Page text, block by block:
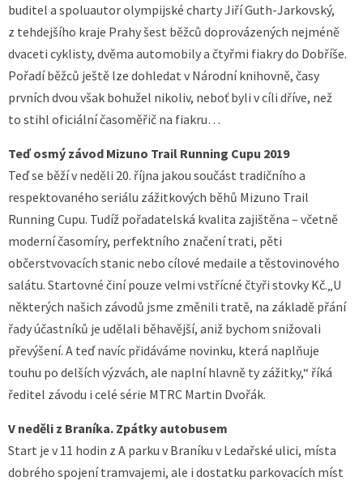
buditel a spoluautor olympijské charty Jiří Guth-Jarkovský,
z tehdejšího kraje Prahy šest běžců doprovázených nejméně
dvaceti cyklisty, dvěma automobily a čtyřmi fiakry do Dobříše.
Pořadí běžců ještě lze dohledat v Národní knihovně, časy
prvních dvou však bohužel nikoliv, neboť byli v cíli dříve, než
to stihl oficiální časoměřič na fiakru…
Teď osmý závod Mizuno Trail Running Cupu 2019
Teď se běží v neděli 20. října jakou součást tradičního a
respektovaného seriálu zážitkových běhů Mizuno Trail
Running Cupu. Tudíž pořadatelská kvalita zajištěna – včetně
moderní časomíry, perfektního značení trati, pěti
občerstvovacích stanic nebo cílové medaile a těstovinového
salátu. Startovné činí pouze velmi vstřícné čtyři stovky Kč.„U
některých našich závodů jsme změnili tratě, na základě přání
řady účastníků je udělali běhavější, aniž bychom snižovali
převýšení. A teď navíc přidáváme novinku, která naplňuje
touhu po delších výzvách, ale naplní hlavně ty zážitky,“ říká
ředitel závodu i celé série MTRC Martin Dvořák.
V neděli z Braníka. Zpátky autobusem
Start je v 11 hodin z A parku v Braníku v Ledařské ulici, místa
dobrého spojení tramvajemi, ale i dostatku parkovacích míst